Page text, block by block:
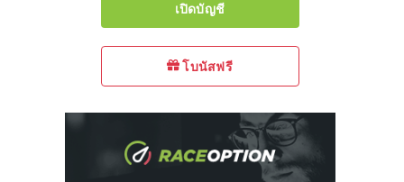
เปิดบัญชี
โบนัสฟรี